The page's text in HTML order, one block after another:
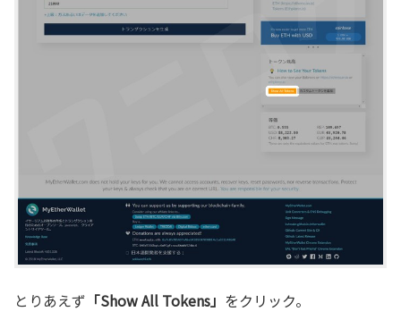
とりあえず 「Show All Tokens」 をクリック。